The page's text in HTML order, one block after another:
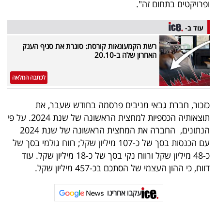
באייס
עקבו
אחרינו:
ופרויקטים בתחום זה".
עוד ב-
רשת הקמעונאות קורסת: סוגרת את סניף הענק
האחרון שלה ב-20.10
לכתבה המלאה
כזכור, חברת גבאי מניבים פרסמה בחודש שעבר, את
תוצאותיה הכספיות למחצית הראשונה של שנת 2024. על פי
הנתונים, החברה את המחצית הראשונה של שנת 2024
עם הכנסות בסך של כ-107 מיליון שקל; רווח גולמי בסך של
כ-48 מיליון שקל ורווח נקי בסך של כ-18 מיליון שקל. עוד
דווח, כי ההון העצמי של הסתכם בכ-457 מיליון שקל.
עקבו אחרינו